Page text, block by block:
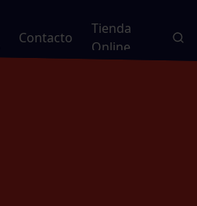
Contacto
Tienda
Online